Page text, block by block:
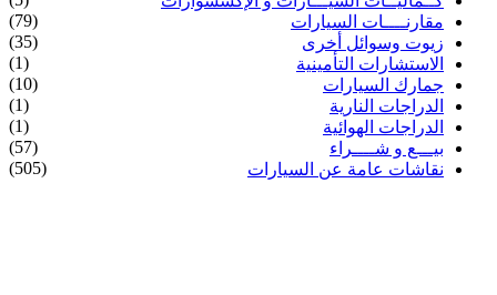
مقارنــــات السيارات
(79)
زيوت وسوائل أخرى
(35)
الاستشارات التأمينية
(1)
جمارك السيارات
(10)
الدراجات النارية
(1)
الدراجات الهوائية
(1)
بيـــع و شــــراء
(57)
نقاشات عامة عن السيارات
(505)